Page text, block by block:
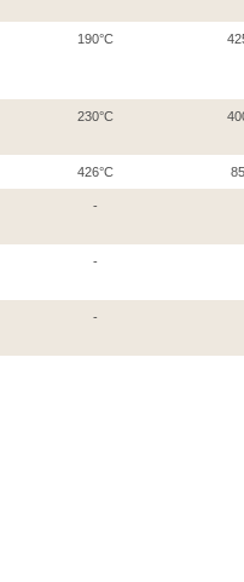
190°C
230°C
426°C
-
-
-